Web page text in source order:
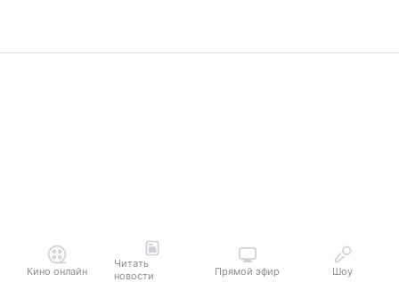
Кино онлайн
Читать
новости
Прямой эфир Шоу